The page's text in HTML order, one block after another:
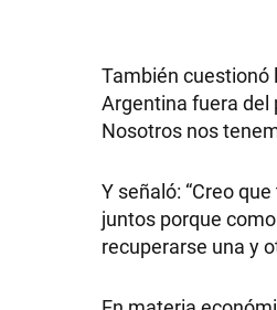
También cuestionó
Argentina fuera del
Nosotros nos
Y señaló: “Creo
juntos porque
recuperarse una y